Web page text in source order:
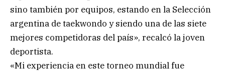
sino también por equipos, estando en la Selección
argentina de taekwondo y siendo una de las siete
mejores competidoras del país», recalcó la joven
deportista.
«Mi experiencia en este torneo mundial fue